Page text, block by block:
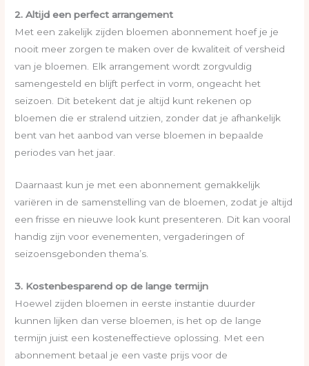
2. Altijd een perfect arrangement
Met een zakelijk zijden bloemen abonnement hoef je je
nooit meer zorgen te maken over de kwaliteit of versheid
van je bloemen. Elk arrangement wordt zorgvuldig
samengesteld en blijft perfect in vorm, ongeacht het
seizoen. Dit betekent dat je altijd kunt rekenen op
bloemen die er stralend uitzien, zonder dat je afhankelijk
bent van het aanbod van verse bloemen in bepaalde
periodes van het jaar.
Daarnaast kun je met een abonnement gemakkelijk
variëren in de samenstelling van de bloemen, zodat je altijd
een frisse en nieuwe look kunt presenteren. Dit kan vooral
handig zijn voor evenementen, vergaderingen of
seizoensgebonden thema’s.
3. Kostenbesparend op de lange termijn
Hoewel zijden bloemen in eerste instantie duurder
kunnen lijken dan verse bloemen, is het op de lange
termijn juist een kosteneffectieve oplossing. Met een
abonnement betaal je een vaste prijs voor de